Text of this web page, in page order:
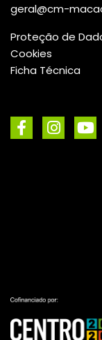
geral@cm-
Proteção de
Cookies
Ficha Técnica